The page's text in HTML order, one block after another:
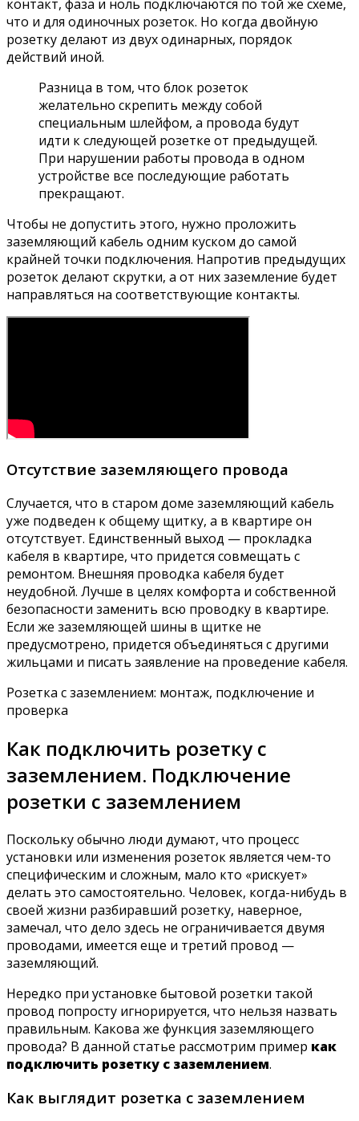
контакт, фаза и ноль подключаются по той же схеме,
что и для одиночных розеток. Но когда двойную
розетку делают из двух одинарных, порядок
действий иной.
Разница в том, что блок розеток
желательно скрепить между собой
специальным шлейфом, а провода будут
идти к следующей розетке от предыдущей.
При нарушении работы провода в одном
устройстве все последующие работать
прекращают.
Чтобы не допустить этого, нужно проложить
заземляющий кабель одним куском до самой
крайней точки подключения. Напротив предыдущих
розеток делают скрутки, а от них заземление будет
направляться на соответствующие контакты.
Отсутствие заземляющего провода
Случается, что в старом доме заземляющий кабель
уже подведен к общему щитку, а в квартире он
отсутствует. Единственный выход — прокладка
кабеля в квартире, что придется совмещать с
ремонтом. Внешняя проводка кабеля будет
неудобной. Лучше в целях комфорта и собственной
безопасности заменить всю проводку в квартире.
Если же заземляющей шины в щитке не
предусмотрено, придется объединяться с другими
жильцами и писать заявление на проведение кабеля.
Розетка с заземлением: монтаж, подключение и
проверка
Как подключить розетку с
заземлением. Подключение
розетки с заземлением
Поскольку обычно люди думают, что процесс
установки или изменения розеток является чем-то
специфическим и сложным, мало кто «рискует»
делать это самостоятельно. Человек, когда-нибудь в
своей жизни разбиравший розетку, наверное,
замечал, что дело здесь не ограничивается двумя
проводами, имеется еще и третий провод —
заземляющий.
Нередко при установке бытовой розетки такой
провод попросту игнорируется, что нельзя назвать
правильным. Какова же функция заземляющего
провода? В данной статье рассмотрим пример как
подключить розетку с заземлением.
Как выглядит розетка с заземлением